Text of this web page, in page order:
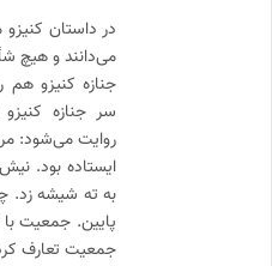
در داستان
می‌دانند و هیچ
جنازه کنیزو هم
سر جنازه
روایت می‌شود:
ایستاده بود.
به ته شیشه زد.
پایین. جمعیت
جمعیت تعارف